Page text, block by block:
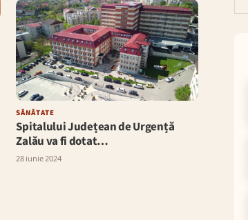
SĂNĂTATE
Spitalului Județean de Urgență
Zalău va fi dotat…
28 iunie 2024